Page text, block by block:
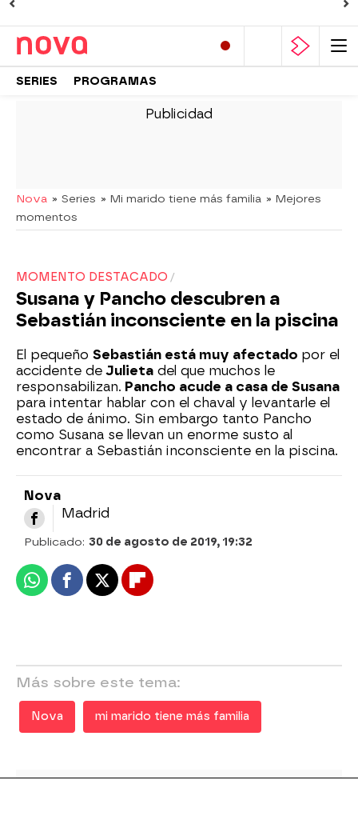
SERIES PROGRAMAS
Nova » Series » Mi marido tiene más familia » Mejores
momentos
MOMENTO DESTACADO
Susana y Pancho descubren a
Sebastián inconsciente en la piscina
El pequeño Sebastián está muy afectado por el
accidente de Julieta del que muchos le
responsabilizan. Pancho acude a casa de Susana
para intentar hablar con el chaval y levantarle el
estado de ánimo. Sin embargo tanto Pancho
como Susana se llevan un enorme susto al
encontrar a Sebastián inconsciente en la piscina.
Nova
Madrid
Publicado: 30 de agosto de 2019, 19:32
WhatsappFacebook
X Flipboard
Más sobre este tema:
Nova mi marido tiene más familia